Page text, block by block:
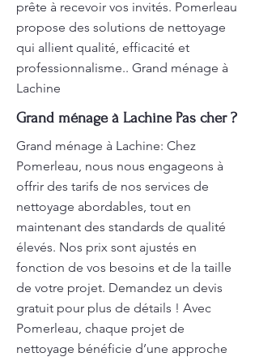
prête à recevoir vos invités. Pomerleau
propose des solutions de nettoyage
qui allient qualité, efficacité et
professionnalisme.. Grand ménage à
Lachine
Grand ménage à Lachine Pas cher ?
Grand ménage à Lachine: Chez
Pomerleau, nous nous engageons à
offrir des tarifs de nos services de
nettoyage abordables, tout en
maintenant des standards de qualité
élevés. Nos prix sont ajustés en
fonction de vos besoins et de la taille
de votre projet. Demandez un devis
gratuit pour plus de détails ! Avec
Pomerleau, chaque projet de
nettoyage bénéficie d’une approche